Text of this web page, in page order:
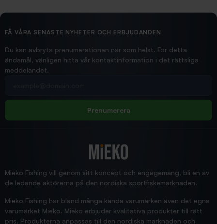
2026/02/19
Hittade exakt vad jag behövde. Snabb och bra...
Jensa
FÅ VÅRA SENASTE NYHETER OCH ERBJUDANDEN
Du kan avbryta prenumerationen när som helst. För detta
ändamål, vänligen hitta vår kontaktinformation i det rättsliga
meddelandet.
Prenumerera
Mieko Fishing vill genom sitt koncept och engagemang, bli en av
de ledande aktörerna på den nordiska sportfiskemarknaden.
Mieko Fishing har bland många kända varumärken även det egna
varumärket Mieko. Mieko erbjuder kvalitativa produkter till rätt
pris. Produkterna anpassas till den nordiska marknaden och